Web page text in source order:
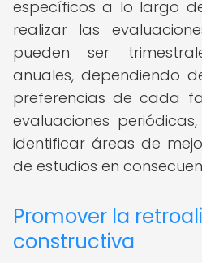
específicos a lo largo
realizar las
pueden ser
anuales, dependiendo
preferencias de cada
evaluaciones
identificar áreas de
de estudios en
Promover la
constructiva